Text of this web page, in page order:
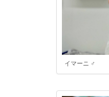
イマーニ ♂